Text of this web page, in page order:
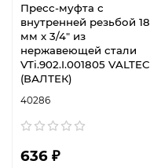
Пресс-муфта с
внутренней резьбой 18
мм х 3/4" из
нержавеющей стали
VTi.902.I.001805 VALTEC
(ВАЛТЕК)
40286
636 ₽